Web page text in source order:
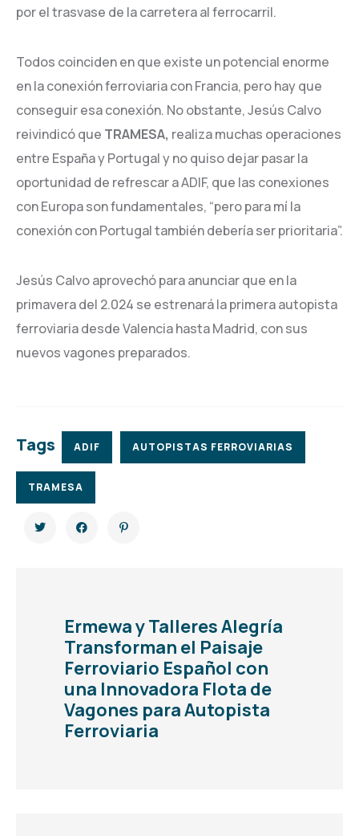
por el trasvase de la carretera al ferrocarril.
Todos coinciden en que existe un potencial enorme
en la conexión ferroviaria con Francia, pero hay que
conseguir esa conexión. No obstante, Jesús Calvo
reivindicó que TRAMESA, realiza muchas operaciones
entre España y Portugal y no quiso dejar pasar la
oportunidad de refrescar a ADIF, que las conexiones
con Europa son fundamentales, “pero para mí la
conexión con Portugal también debería ser prioritaria”.
Jesús Calvo aprovechó para anunciar que en la
primavera del 2.024 se estrenará la primera autopista
ferroviaria desde Valencia hasta Madrid, con sus
nuevos vagones preparados.
Tags ADIF AUTOPISTAS FERROVIARIAS
TRAMESA
Ermewa y Talleres Alegría
Transforman el Paisaje
Ferroviario Español con
una Innovadora Flota de
Vagones para Autopista
Ferroviaria